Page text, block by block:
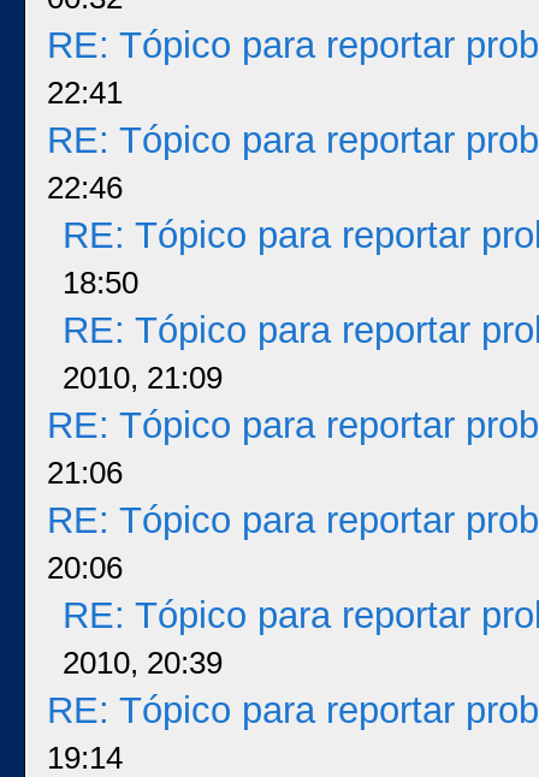
RE: Tópico para reportar
22:41
RE: Tópico para reportar
22:46
RE: Tópico para reportar
18:50
RE: Tópico para reportar
2010, 21:09
RE: Tópico para reportar
21:06
RE: Tópico para reportar
20:06
RE: Tópico para reportar
2010, 20:39
RE: Tópico para reportar
19:14